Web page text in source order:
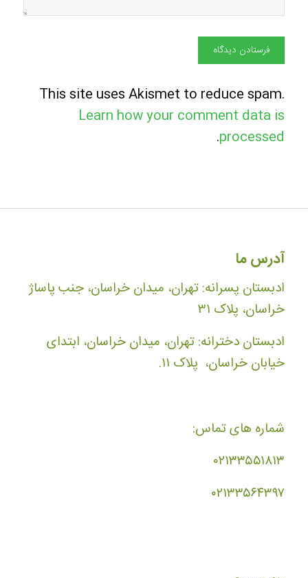
This site uses Akismet to reduce spam.
Learn how your comment data is
processed
.
آدرس ما
ادبستان پسرانه: تهران، میدان خراسان، جنب پاساژ
خراسان، پلاک ۳۱
ادبستان دخترانه: تهران، میدان خراسان، ابتدای
خیابان خراسان، پلاک ۱۱.
شماره های تماس:
۰۲۱۳۳۵۵۱۸۱۳
۰۲۱۳۳۵۶۴۳۹۷